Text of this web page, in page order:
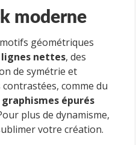
moderne
géométriques
lignes nettes, des
de symétrie et
comme du
graphismes épurés
plus de dynamisme,
votre création.